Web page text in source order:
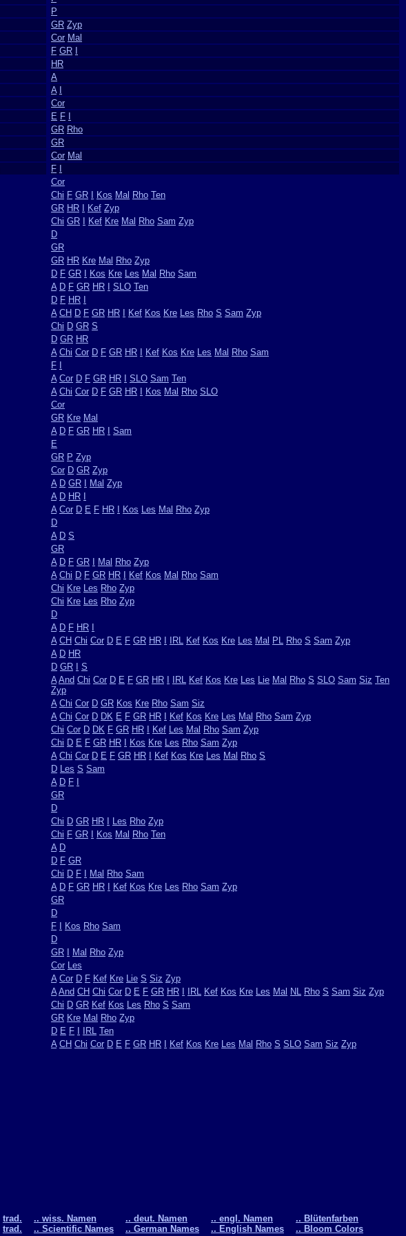
P
GR Zyp
Cor Mal
F GR
HR
A
A
Cor
E F
GR Rho
GR
Cor Mal
F
Cor
Chi F GR Kos Mal Rho Ten
GR HR Kef Zyp
Chi GR Kef Kre Mal Rho Sam Zyp
D
GR
GR HR Kre Mal Rho Zyp
D F GR Kos Kre Les Mal Rho Sam
A D F GR HR SLO Ten
D F HR
A CH D F GR HR Kef Kos Kre Les Rho S Sam Zyp
Chi D GR S
D GR HR
A Chi Cor D F GR HR Kef Kos Kre Les Mal Rho Sam
F
A Cor D F GR HR SLO Sam Ten
A Chi Cor D F GR HR Kos Mal Rho SLO
Cor
GR Kre Mal
A D F GR HR
Sam
E
GR P Zyp
Cor D GR Zyp
A D GR Mal Zyp
A D HR
A Cor D E F HR Kos Les Mal Rho Zyp
D
A D S
GR
A D F GR Mal Rho Zyp
A Chi D F GR HR Kef Kos Mal Rho Sam
Chi Kre Les Rho Zyp
Chi Kre Les Rho Zyp
D
A D F HR
A CH Chi Cor D E F GR HR IRL Kef Kos Kre Les Mal PL Rho S Sam Zyp
A D HR
D GR
S
A And Chi Cor D E F GR HR IRL Kef Kos Kre Les Lie Mal Rho S SLO Sam Siz Ten
Zyp
A Chi Cor D GR Kos Kre Rho Sam Siz
A Chi Cor D DK E F GR HR Kef Kos Kre Les Mal Rho Sam Zyp
Chi Cor D DK F GR HR Kef Les Mal Rho Sam Zyp
Chi D E F GR HR Kos Kre Les Rho Sam Zyp
A Chi Cor D E F GR HR Kef Kos Kre Les Mal Rho S
D Les S Sam
A D F
GR
D
Chi D GR HR Les Rho Zyp
Chi F GR Kos Mal Rho Ten
A D
D F GR
Chi D F Mal Rho Sam
A D F GR HR Kef Kos Kre Les Rho Sam Zyp
GR
D
F Kos Rho Sam
D
GR Mal Rho Zyp
Cor Les
A Cor D F Kef Kre Lie S Siz Zyp
A And CH Chi Cor D E F GR HR IRL Kef Kos Kre Les Mal NL Rho S Sam Siz Zyp
Chi D GR Kef Kos Les Rho S Sam
GR Kre Mal Rho Zyp
D E F IRL Ten
A CH Chi Cor D E F GR HR Kef Kos Kre Les Mal Rho S SLO Sam Siz Zyp
trad.
trad.
.. wiss. Namen
.. Scientific Names
.. deut. Namen
.. German Names
.. engl. Namen
.. English Names
.. Blütenfarben
.. Bloom Colors